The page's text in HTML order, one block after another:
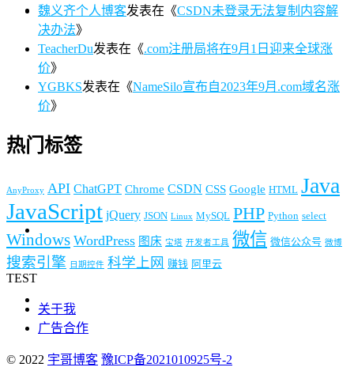
魏义齐个人博客发表在《CSDN未登录无法复制内容解
决办法》
TeacherDu发表在《.com注册局将在9月1日迎来全球涨
价》
YGBKS发表在《NameSilo宣布自2023年9月.com域名涨
价》
热门标签
AnyProxy API ChatGPT Chrome CSDN CSS Google HTML Java
JavaScript jQuery JSON Linux MySQL PHP Python select
Windows WordPress 图床 宝塔 开发者工具 微信 微信公众号 微博
搜索引擎 日期控件 科学上网 赚钱 阿里云
TEST
关于我
广告合作
© 2022 宇哥博客 豫ICP备2021010925号-2